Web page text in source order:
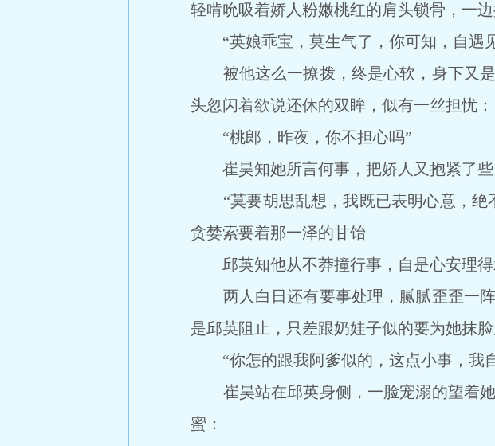
轻啃吮吸着娇人粉嫩桃红的肩头锁骨，一
“英娘乖宝，莫生气了，你可知，自遇
被他这么一撩拨，终是心软，身下又是
头忽闪着欲说还休的双眸，似有一丝担忧：
“桃郎，昨夜，你不担心吗”
崔昊知她所言何事，把娇人又抱紧了些
“莫要胡思乱想，我既已表明心意，绝
贪婪索要着那一泽的甘饴
邱英知他从不莽撞行事，自是心安理得
两人白日还有要事处理，腻腻歪歪一阵
是邱英阻止，只差跟奶娃子似的要为她抹
“你怎的跟我阿爹似的，这点小事，我
崔昊站在邱英身侧，一脸宠溺的望着她
蜜：